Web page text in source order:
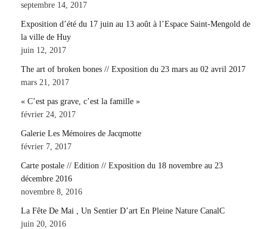
septembre 14, 2017
Exposition d’été du 17 juin au 13 août à l’Espace Saint-Mengold de
la ville de Huy
juin 12, 2017
The art of broken bones // Exposition du 23 mars au 02 avril 2017
mars 21, 2017
« C’est pas grave, c’est la famille »
février 24, 2017
Galerie Les Mémoires de Jacqmotte
février 7, 2017
Carte postale // Edition // Exposition du 18 novembre au 23
décembre 2016
novembre 8, 2016
La Fête De Mai , Un Sentier D’art En Pleine Nature CanalC
juin 20, 2016